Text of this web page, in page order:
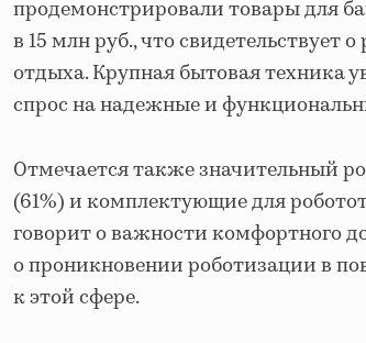
продемонстрировали товары для
в 15 млн руб., что свидетельствует
отдыха. Крупная бытовая техника
спрос на надежные и
Отмечается также значительный
(61%) и комплектующие для
говорит о важности комфортного
о проникновении роботизации в
к этой сфере.